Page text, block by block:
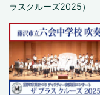
ラスクルーズ2025）